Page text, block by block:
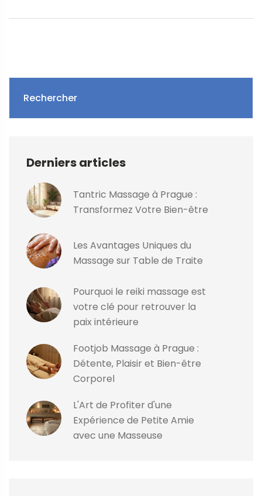
l'expertise de ma masseuse asiatique m'ont ouvert les
Rechercher
Derniers articles
Tantric Massage à Prague :
Transformez Votre Bien-être
Les Avantages Uniques du
Massage sur Table de Traite
Pourquoi le reiki massage est
votre clé pour retrouver la
paix intérieure
Footjob Massage à Prague :
Détente, Plaisir et Bien-être
Corporel
L'Art de Profiter d'une
Expérience de Petite Amie
avec une Masseuse